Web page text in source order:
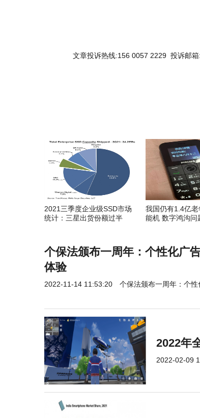
文章投诉热线:156 0057 2229 投诉邮
2021三季度企业级SSD市场
统计：三星出货份额过半
我国仍有1.4亿
能机 数字鸿沟问
个保法颁布一周年：个性化广
体验
2022-11-14 11:53:20 个保法颁布一周年：个
2022年
2022-02-09